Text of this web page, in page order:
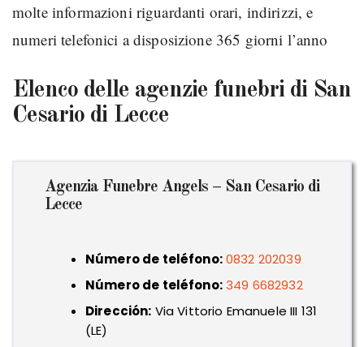
molte informazioni riguardanti orari, indirizzi, e
numeri telefonici a disposizione 365 giorni l’anno
Elenco delle agenzie funebri di San
Cesario di Lecce
Agenzia Funebre Angels – San Cesario di
Lecce
Número de teléfono:0832 202039
Número de teléfono:349 6682932
Dirección: Via Vittorio Emanuele III 131
(LE)